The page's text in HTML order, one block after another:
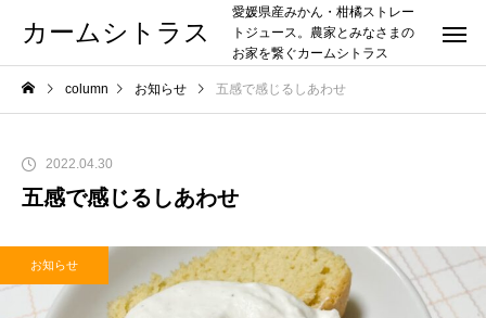
カームシトラス
愛媛県産みかん・柑橘ストレー
トジュース。農家とみなさまの
お家を繋ぐカームシトラス
column お知らせ 五感で感じるしあわせ
2022.04.30
五感で感じるしあわせ
お知らせ